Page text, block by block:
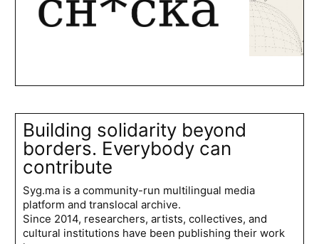
Building solidarity beyond
borders. Everybody can
contribute
Syg.ma is a community-run multilingual media
platform and translocal archive.
Since 2014, researchers, artists, collectives, and
cultural institutions have been publishing their work